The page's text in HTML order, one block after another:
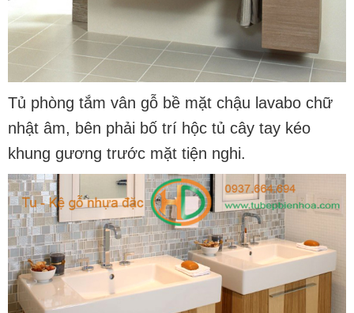
Tủ phòng tắm vân gỗ bề mặt chậu lavabo chữ
nhật âm, bên phải bố trí hộc tủ cây tay kéo
khung gương trước mặt tiện nghi.